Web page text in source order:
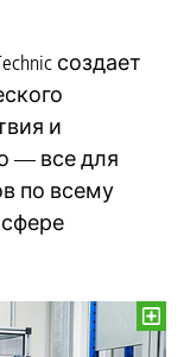
создает
и
— все для
по всему